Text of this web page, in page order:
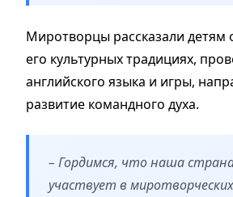
Миротворцы рассказали детям
его культурных традициях,
английского языка и игры,
развитие командного духа.
– Гордимся, что наша
участвует в